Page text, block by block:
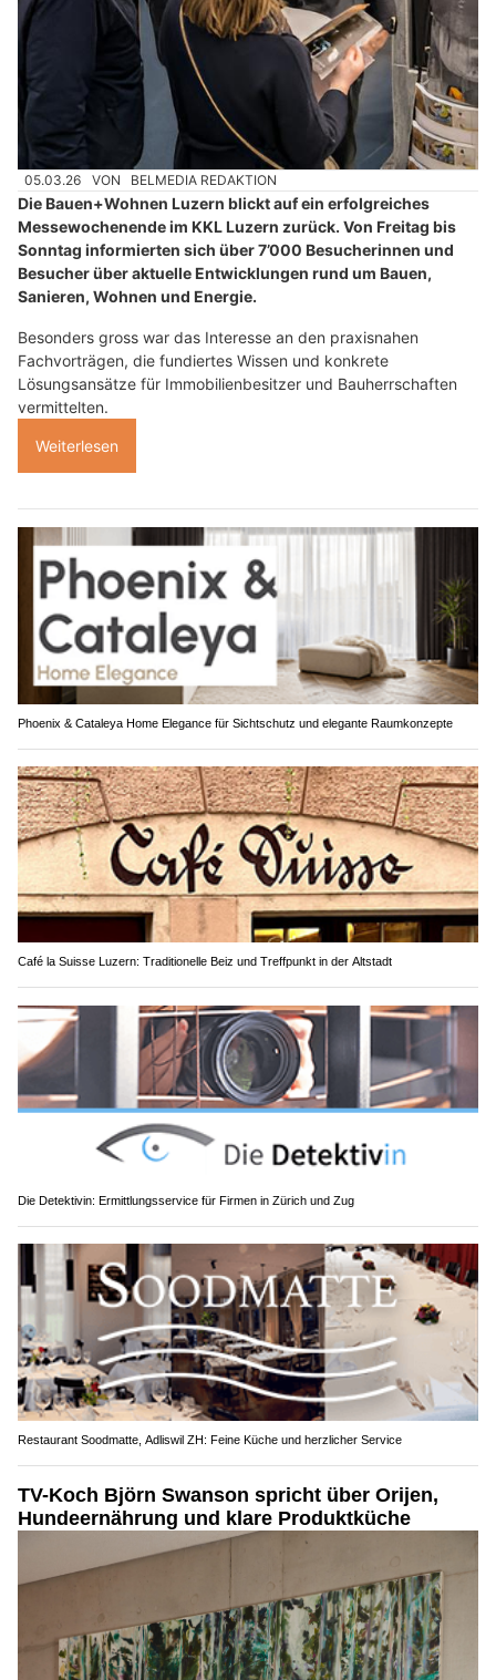
05.03.26 VON BELMEDIA REDAKTION
Die Bauen+Wohnen Luzern blickt auf ein erfolgreiches
Messewochenende im KKL Luzern zurück. Von Freitag bis
Sonntag informierten sich über 7’000 Besucherinnen und
Besucher über aktuelle Entwicklungen rund um Bauen,
Sanieren, Wohnen und Energie.
Besonders gross war das Interesse an den praxisnahen
Fachvorträgen, die fundiertes Wissen und konkrete
Lösungsansätze für Immobilienbesitzer und Bauherrschaften
vermittelten.
Weiterlesen
Phoenix & Cataleya Home Elegance für Sichtschutz und elegante Raumkonzepte
Café la Suisse Luzern: Traditionelle Beiz und Treffpunkt in der Altstadt
Die Detektivin: Ermittlungsservice für Firmen in Zürich und Zug
Restaurant Soodmatte, Adliswil ZH: Feine Küche und herzlicher Service
TV-Koch Björn Swanson spricht über Orijen,
Hundeernährung und klare Produktküche